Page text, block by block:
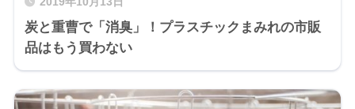
炭と重曹で「消臭」！プラスチックまみれの市販
品はもう買わない